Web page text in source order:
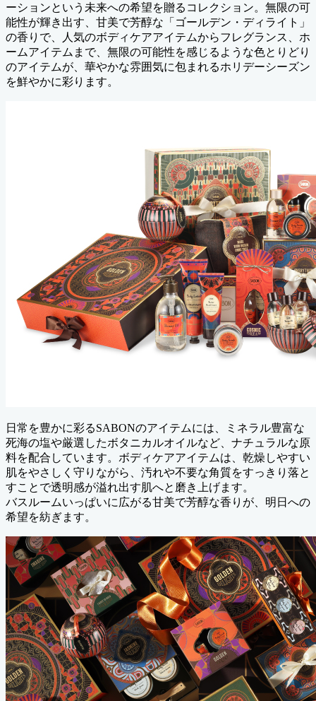
ーションという未来への希望を贈るコレクション。無限の可
能性が輝き出す、甘美で芳醇な「ゴールデン・ディライト」
の香りで、人気のボディケアアイテムからフレグランス、ホ
ームアイテムまで、無限の可能性を感じるような色とりどり
のアイテムが、華やかな雰囲気に包まれるホリデーシーズン
を鮮やかに彩ります。
日常を豊かに彩るSABONのアイテムには、ミネラル豊富な
死海の塩や厳選したボタニカルオイルなど、ナチュラルな原
料を配合しています。ボディケアアイテムは、乾燥しやすい
肌をやさしく守りながら、汚れや不要な角質をすっきり落と
すことで透明感が溢れ出す肌へと磨き上げます。
バスルームいっぱいに広がる甘美で芳醇な香りが、明日への
希望を紡ぎます。